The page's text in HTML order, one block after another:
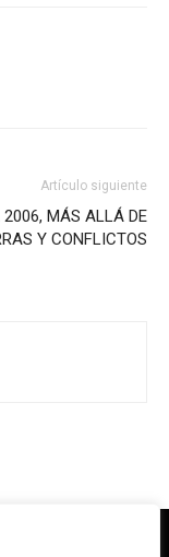
Artículo siguiente
2006, MÁS ALLÁ DE
Y CONFLICTOS